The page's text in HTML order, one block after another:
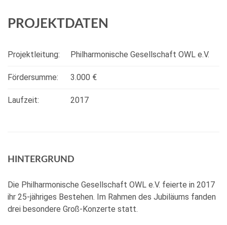
PROJEKTDATEN
Projektleitung: Philharmonische Gesellschaft OWL e.V.
Fördersumme: 3.000 €
Laufzeit: 2017
HINTERGRUND
Die Philharmonische Gesellschaft OWL e.V. feierte in 2017
ihr 25-jähriges Bestehen. Im Rahmen des Jubiläums fanden
drei besondere Groß-Konzerte statt.